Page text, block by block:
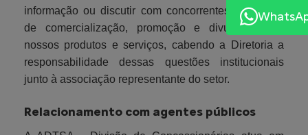
informação ou discutir com concorrentes os planos
de comercialização, promoção e divulgação de
nossos produtos e serviços, cabendo a Diretoria a
responsabilidade dessas questões institucionais
junto à associação representante do setor.
Relacionamento com agentes públicos